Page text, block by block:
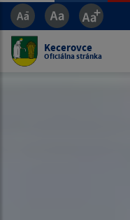
Kecerovce
Oficiálna stránka